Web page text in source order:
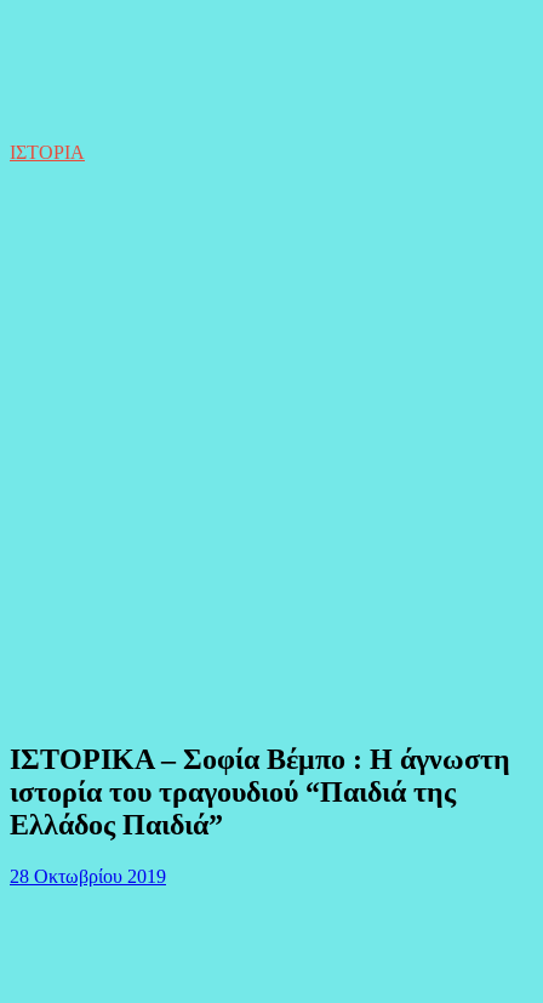
ΙΣΤΟΡΙΑ
ΙΣΤΟΡΙΚΑ – Σοφία Βέμπο : Η άγνωστη
ιστορία του τραγουδιού “Παιδιά της
Ελλάδος Παιδιά”
28 Οκτωβρίου 2019